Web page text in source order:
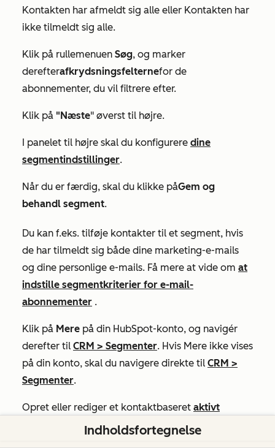
Kontakten har afmeldt sig alle eller Kontakten har
ikke tilmeldt sig alle.
Klik på rullemenuen Søg, og marker
derefterafkrydsningsfelternefor de
abonnementer, du vil filtrere efter.
Klik på "Næste" øverst til højre.
I panelet til højre skal du konfigurere dine
segmentindstillinger.
Når du er færdig, skal du klikke påGem og
behandl segment.
Du kan f.eks. tilføje kontakter til et segment, hvis
de har tilmeldt sig både dine marketing-e-mails
og dine personlige e-mails. Få mere at vide om at
indstille segmentkriterier for e-mail-
abonnementer .
Klik på Mere på din HubSpot-konto, og navigér
derefter til CRM > Segmenter. Hvis Mere ikke vises
på din konto, skal du navigere direkte til CRM >
Segmenter.
Opret eller rediger et kontaktbaseret aktivt
Indholdsfortegnelse